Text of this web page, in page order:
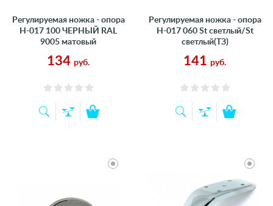
Регулируемая ножка - опора
Н-017 100 ЧЕРНЫЙ RAL
9005 матовый
134 руб.
Регулируемая ножка - опора
Н-017 060 St светлый/St
светлый(ТЗ)
141 руб.